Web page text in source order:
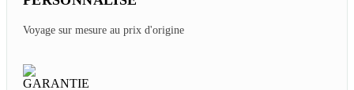
Voyage sur mesure au prix d'origine